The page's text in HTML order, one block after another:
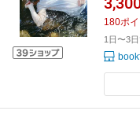
180ポイ
1日〜3